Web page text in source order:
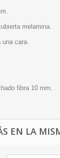
melamina.
una cara.
fibra 10 mm.
EN LA